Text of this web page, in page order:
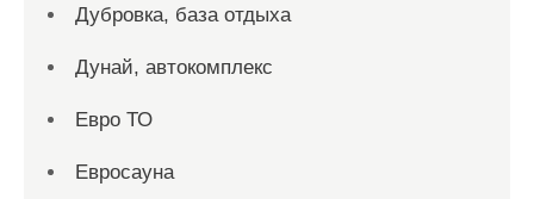
Дубровка, база отдыха
Дунай, автокомплекс
Евро ТО
Евросауна